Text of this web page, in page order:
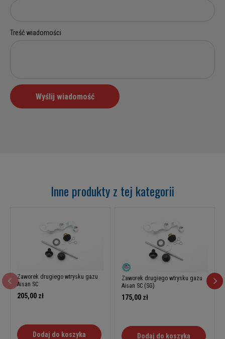
Inne produkty z tej kategorii
Zaworek drugiego wtrysku gazu
Aisan SC
205,00 zł
Dodaj do koszyka
Zaworek drugiego wtrysku gazu
Aisan SC (SG)
175,00 zł
Dodaj do koszyka